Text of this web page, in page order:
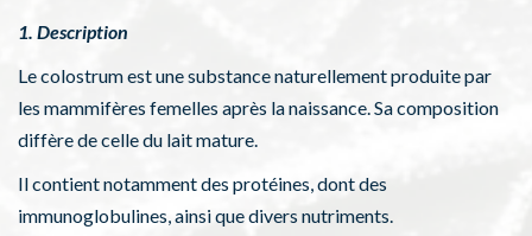
1. Description
Le colostrum est une substance naturellement produite par
les mammifères femelles après la naissance. Sa composition
diffère de celle du lait mature.
Il contient notamment des protéines, dont des
immunoglobulines, ainsi que divers nutriments.